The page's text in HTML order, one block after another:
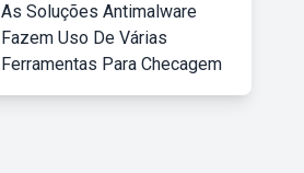
As Soluções Antimalware
Fazem Uso De Várias
Ferramentas Para Checagem